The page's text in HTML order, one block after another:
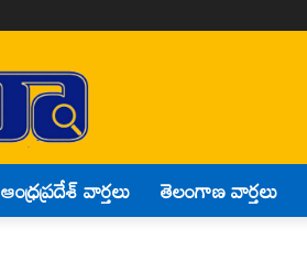
ఆంధ్రప్రదేశ్ వార్తలు తెలంగాణ వార్తలు